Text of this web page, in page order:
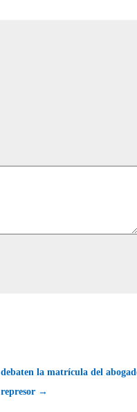
debaten la matrícula del
represor →